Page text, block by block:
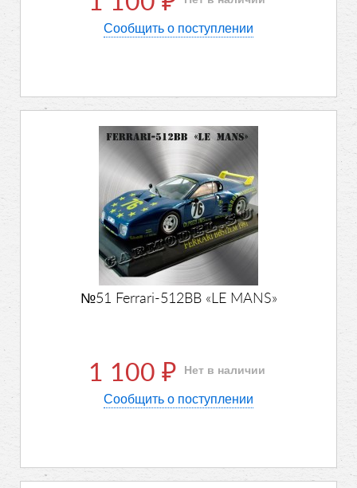
Сообщить о поступлении
№51 Ferrari-512BB «LE MANS»
1 100 ₽ Нет в наличии
Сообщить о поступлении